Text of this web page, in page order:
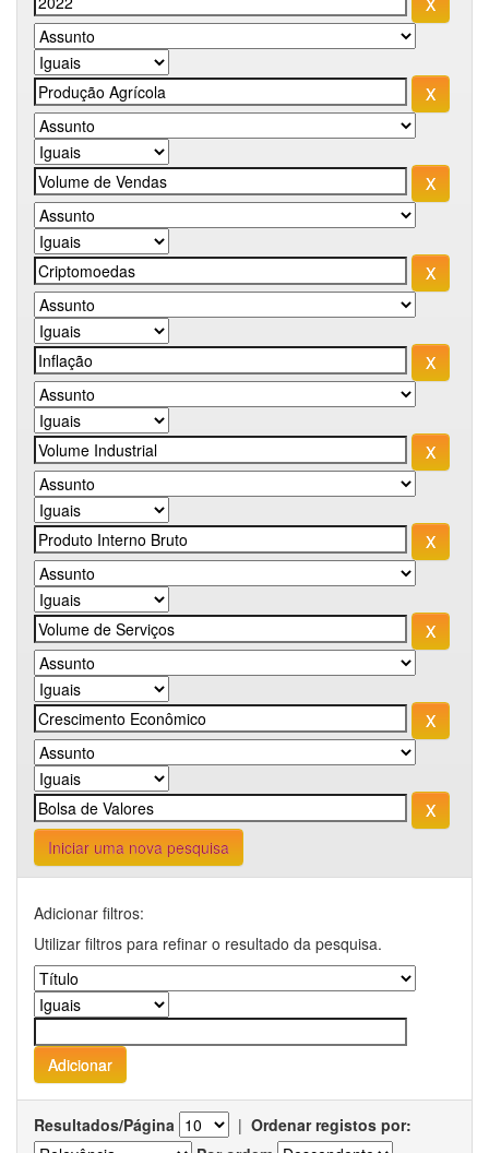
Iniciar uma nova pesquisa
Adicionar filtros:
Utilizar filtros para refinar o resultado da pesquisa.
Resultados/Página | Ordenar registos por: